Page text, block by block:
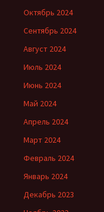
Октябрь 2024
Сентябрь 2024
Август 2024
Июль 2024
Июнь 2024
Май 2024
Апрель 2024
Март 2024
Февраль 2024
Январь 2024
Декабрь 2023